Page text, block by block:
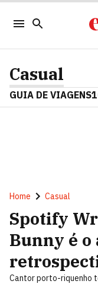
Casual
GUIA DE VIAGENS
Home Casual
Spotify
Bunny é o
Cantor porto-riquenho